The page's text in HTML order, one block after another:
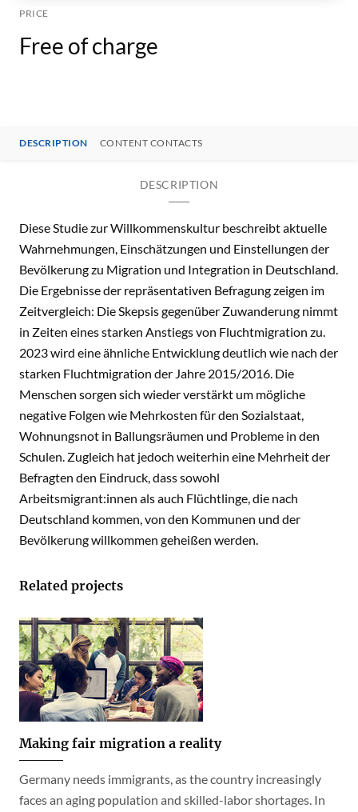
PRICE
Free of charge
DESCRIPTION CONTENT CONTACTS
DESCRIPTION
Diese Studie zur Willkommenskultur beschreibt aktuelle
Wahrnehmungen, Einschätzungen und Einstellungen der
Bevölkerung zu Migration und Integration in Deutschland.
Die Ergebnisse der repräsentativen Befragung zeigen im
Zeitvergleich: Die Skepsis gegenüber Zuwanderung nimmt
in Zeiten eines starken Anstiegs von Fluchtmigration zu.
2023 wird eine ähnliche Entwicklung deutlich wie nach der
starken Fluchtmigration der Jahre 2015/2016. Die
Menschen sorgen sich wieder verstärkt um mögliche
negative Folgen wie Mehrkosten für den Sozialstaat,
Wohnungsnot in Ballungsräumen und Probleme in den
Schulen. Zugleich hat jedoch weiterhin eine Mehrheit der
Befragten den Eindruck, dass sowohl
Arbeitsmigrant:innen als auch Flüchtlinge, die nach
Deutschland kommen, von den Kommunen und der
Bevölkerung willkommen geheißen werden.
Related projects
Making fair migration a reality
Germany needs immigrants, as the country increasingly
faces an aging population and skilled-labor shortages. In